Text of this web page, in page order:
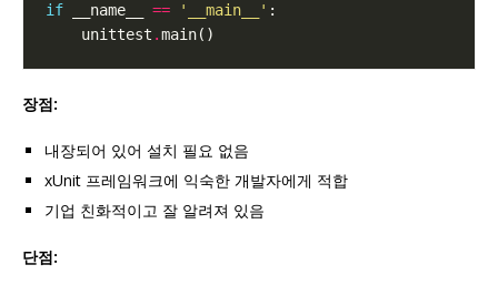
if __name__ == '__main__'
    unittest
.
장점:
내장되어 있어 설치 필요 없음
xUnit 프레임워크에 익숙한 개발자에게 적합
기업 친화적이고 잘 알려져 있음
단점: